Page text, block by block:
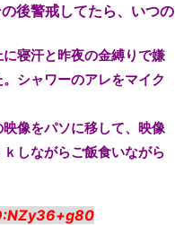
後警戒してたら、いつの
寝汗と昨夜の金縛りで嫌
シャワーのアレをマイク
像をパソに移して、映像
しながらご飯食いながら